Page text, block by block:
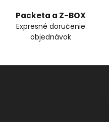
Packeta a Z-BOX
Expresné doručenie
objednávok